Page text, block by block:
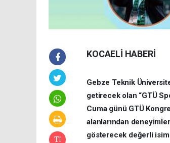
KOCAELİ HABERİ
Gebze Teknik
getirecek olan “GTÜ
Cuma günü GTÜ
alanlarından
gösterecek değerli